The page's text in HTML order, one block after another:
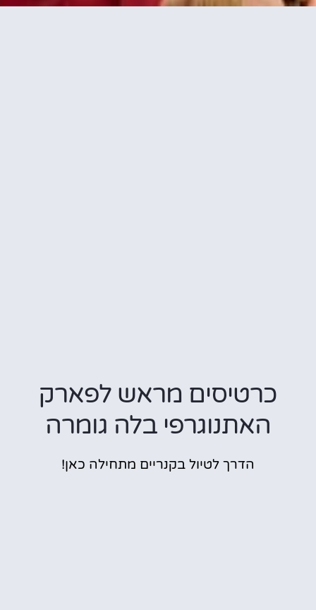
כרטיסים מראש לפארק
האתנוגרפי בלה גומרה
הדרך לטיול בקנריים מתחילה כאן!